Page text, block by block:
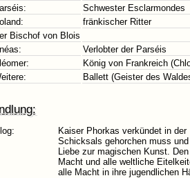
Schwester Esclarmondes
fränkischer Ritter
Bischof von Blois
Verlobter der Parséis
König von Frankreich
Ballett (Geister des
Kaiser Phorkas verkündet in
Schicksals gehorchen muss
Liebe zur magischen Kunst.
Macht und alle weltliche
alle Macht in ihre jugendlichen